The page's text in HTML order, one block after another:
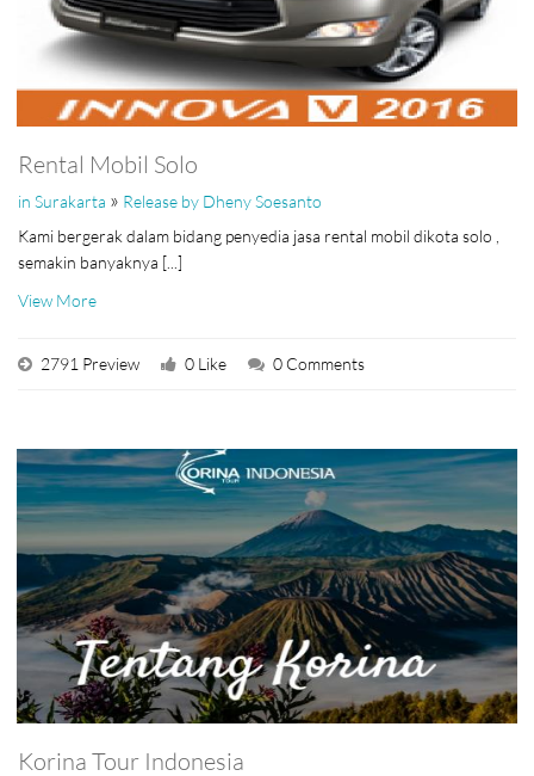
Rental Mobil Solo
in Surakarta » Release by Dheny Soesanto
Kami bergerak dalam bidang penyedia jasa rental mobil dikota solo ,
semakin banyaknya [...]
View More
2791 Preview 0 Like 0 Comments
Korina Tour Indonesia